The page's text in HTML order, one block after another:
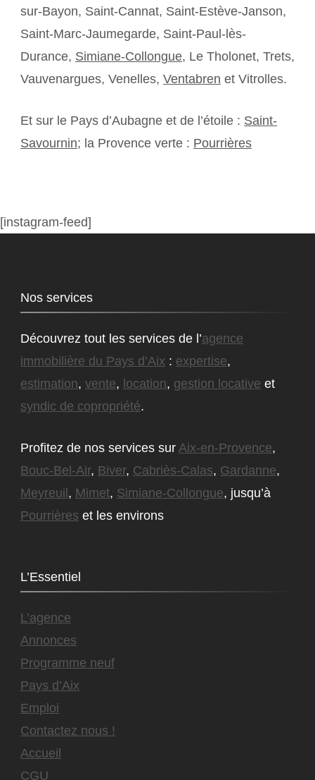
sur-Bayon, Saint-Cannat, Saint-Estève-Janson,
Saint-Marc-Jaumegarde, Saint-Paul-lès-
Durance, Simiane-Collongue, Le Tholonet, Trets,
Vauvenargues, Venelles, Ventabren et Vitrolles.
Et sur le Pays d’Aubagne et de l’étoile : Saint-
Savournin; la Provence verte : Pourrières
[instagram-feed]
Nos services
Découvrez tout les services de l’agence
immobilière du Pays d’Aix : expertise,
estimation, vente, location, gestion locative et
syndic de copropriété.
Profitez de nos services sur Aix-en-Provence,
Bouc-Bel-Air, Biver, Cabriès-Calas, Gardanne,
Meyreuil , Mimet, Simiane-Collongue, jusqu’à
Pourrières et les environs
L’Essentiel
L’agence
Annonces
Programme neuf
Pays d’Aix
Emploi
Contactez nous !
Accueil
CGU